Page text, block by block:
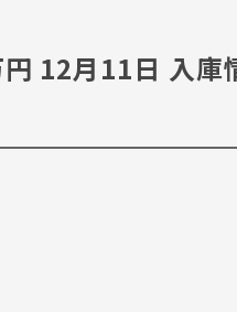
12月11日 入庫